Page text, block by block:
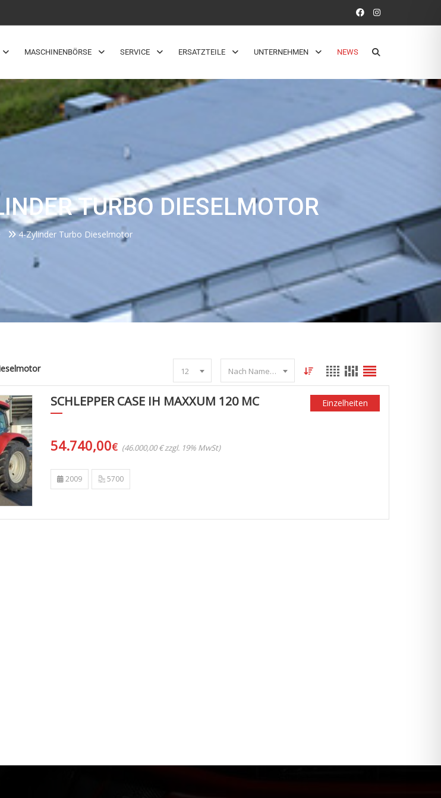
MASCHINENBÖRSE SERVICE ERSATZTEILE UNTERNEHMEN NEWS
TURBO DIESELMOTOR
4-Zylinder Turbo Dieselmotor
12 Nach Name sortieren
SCHLEPPER CASE IH MAXXUM 120 MC
54.740,00€ (46.000,00 € zzgl. 19% MwSt)
Einzelheiten
2009 5700